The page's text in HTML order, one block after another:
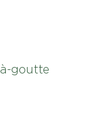
goutte